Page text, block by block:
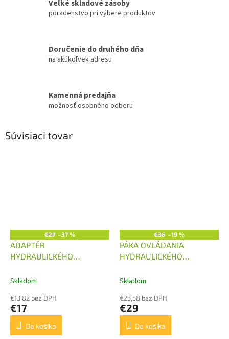
Veľké skladové zásoby
poradenstvo pri výbere produktov
Doručenie do druhého dňa
na akúkoľvek adresu
Kamenná predajňa
možnosť osobného odberu
Súvisiaci tovar
€27 –37 %
ADAPTÉR
HYDRAULICKÉHO
LANOVOD
Skladom
€13,82 bez DPH
€17
Do košíka
€36 –19 %
PÁKA OVLÁDANIA
HYDRAULICKÉHO
Skladom
€23,58 bez DPH
€29
Do košíka